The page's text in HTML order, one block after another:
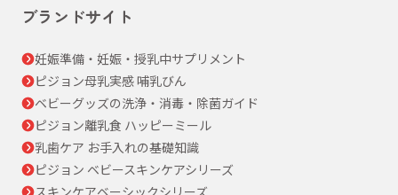
ブランドサイト
妊娠準備・妊娠・授乳中サプリメント
ピジョン母乳実感 哺乳びん
ベビーグッズの洗浄・消毒・除菌ガイド
ピジョン離乳食 ハッピーミール
乳歯ケア お手入れの基礎知識
ピジョン ベビースキンケアシリーズ
スキンケアベーシックシリーズ